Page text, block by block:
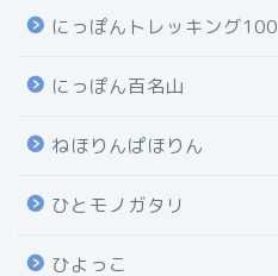
にっぽんトレッキング100
にっぽん百名山
ねほりんぱほりん
ひとモノガタリ
ひよっこ